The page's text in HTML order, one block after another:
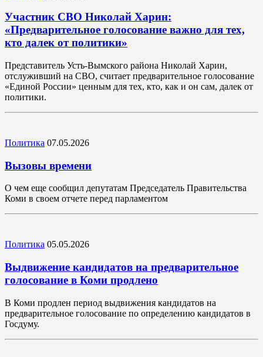
Участник СВО Николай Харин:
«Предварительное голосование важно для тех,
кто далек от политики»
Представитель Усть-Вымского района Николай Харин,
отслуживший на СВО, считает предварительное голосование
«Единой России» ценным для тех, кто, как и он сам, далек от
политики.
Политика 07.05.2026
Вызовы времени
О чем еще сообщил депутатам Председатель Правительства
Коми в своем отчете перед парламентом
Политика 05.05.2026
Выдвижение кандидатов на предварительное
голосование в Коми продлено
В Коми продлен период выдвижения кандидатов на
предварительное голосование по определению кандидатов в
Госдуму.